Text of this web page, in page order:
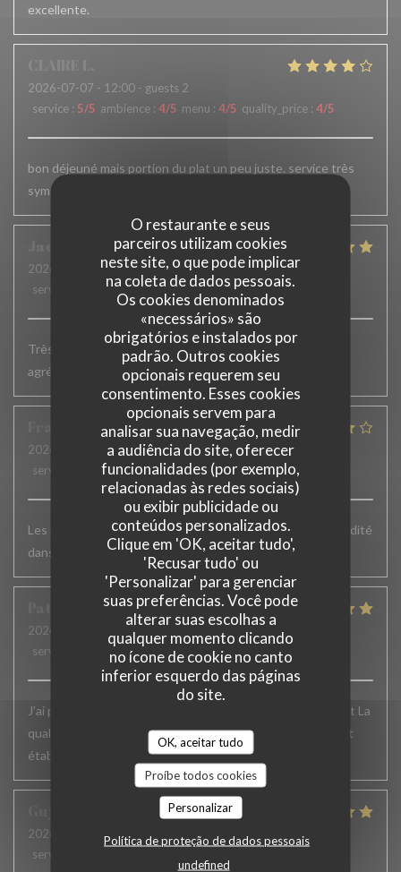
O restaurante e seus
parceiros utilizam cookies
neste site, o que pode implicar
na coleta de dados pessoais.
Os cookies denominados
«necessários» são
obrigatórios e instalados por
padrão. Outros cookies
opcionais requerem seu
consentimento. Esses cookies
opcionais servem para
analisar sua navegação, medir
a audiência do site, oferecer
funcionalidades (por exemplo,
relacionadas às redes sociais)
ou exibir publicidade ou
conteúdos personalizados.
Clique em 'OK, aceitar tudo',
'Recusar tudo' ou
'Personalizar' para gerenciar
suas preferências. Você pode
alterar suas escolhas a
qualquer momento clicando
no ícone de cookie no canto
inferior esquerdo das páginas
do site.
OK, aceitar tudo
Proíbe todos cookies
Personalizar
Política de proteção de dados pessoais
undefined
excellente.
2026-07-07 - 12:00 - guests 2
service : 5/5 ambience : 4/5 menu : 4/5 quality_price : 4/5
bon déjeuné mais portion du plat un peu juste. service très
sympa.
H
2026-07-02
- 19:15 - guests 2
service
ambience: 5 /5 menu: 5/5 quality_price
Très bons plats. Service accueillant et efficace. Terrasse
agréable
W
2026-06-23
- 12:45 - guests 8
service
ambience: 4/5 menu : 4/5 quality_price
Les plats sont vraiment très bons mais un peu plus de rapidité
dans le service serait appréciable
2026-06-24
- 12:15 - guests 6
service
ambience /5 : 5 quality_price
J’ai passé un excellent moment. L’accueil , le service, parfait La
qualité des plats excellente.. Je recommande vivement cet
établissement et j’y reviens toujours avec le même plaisir
2026-06-19
- 12:30 - guests 2
service